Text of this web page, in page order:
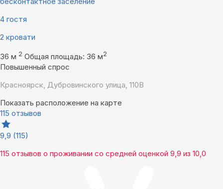
4 гостя
2 кровати
36 м 2 Общая площадь: 36 м2
Повышенный спрос
Красноярск, Дубровинского улица, 110В
Показать расположение на карте
115 отзывов
9,9 (115)
115 отзывов о проживании со средней оценкой 9,9 из 10,0